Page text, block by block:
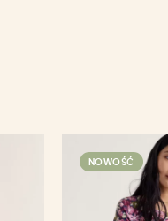
NOWOŚĆ